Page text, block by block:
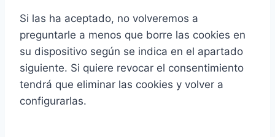
Si las ha aceptado, no volveremos a
preguntarle a menos que borre las cookies en
su dispositivo según se indica en el apartado
siguiente. Si quiere revocar el consentimiento
tendrá que eliminar las cookies y volver a
configurarlas.